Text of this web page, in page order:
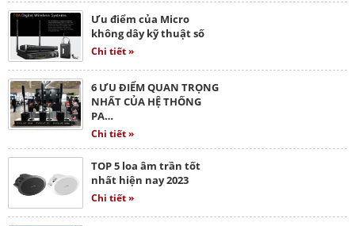
Ưu điểm của Micro
không dây kỹ thuật số
Chi tiết »
6 ƯU ĐIỂM QUAN TRỌNG
NHẤT CỦA HỆ THỐNG
PA…
Chi tiết »
TOP 5 loa âm trần tốt
nhất hiện nay 2023
Chi tiết »